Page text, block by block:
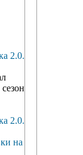
2.0.
2.0.
на